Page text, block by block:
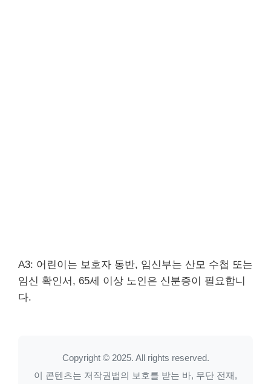
A3: 어린이는 보호자 동반, 임신부는 산모 수첩 또는
임신 확인서, 65세 이상 노인은 신분증이 필요합니
다.
Copyright © 2025. All rights reserved.
이 콘텐츠는 저작권법의 보호를 받는 바, 무단 전재,